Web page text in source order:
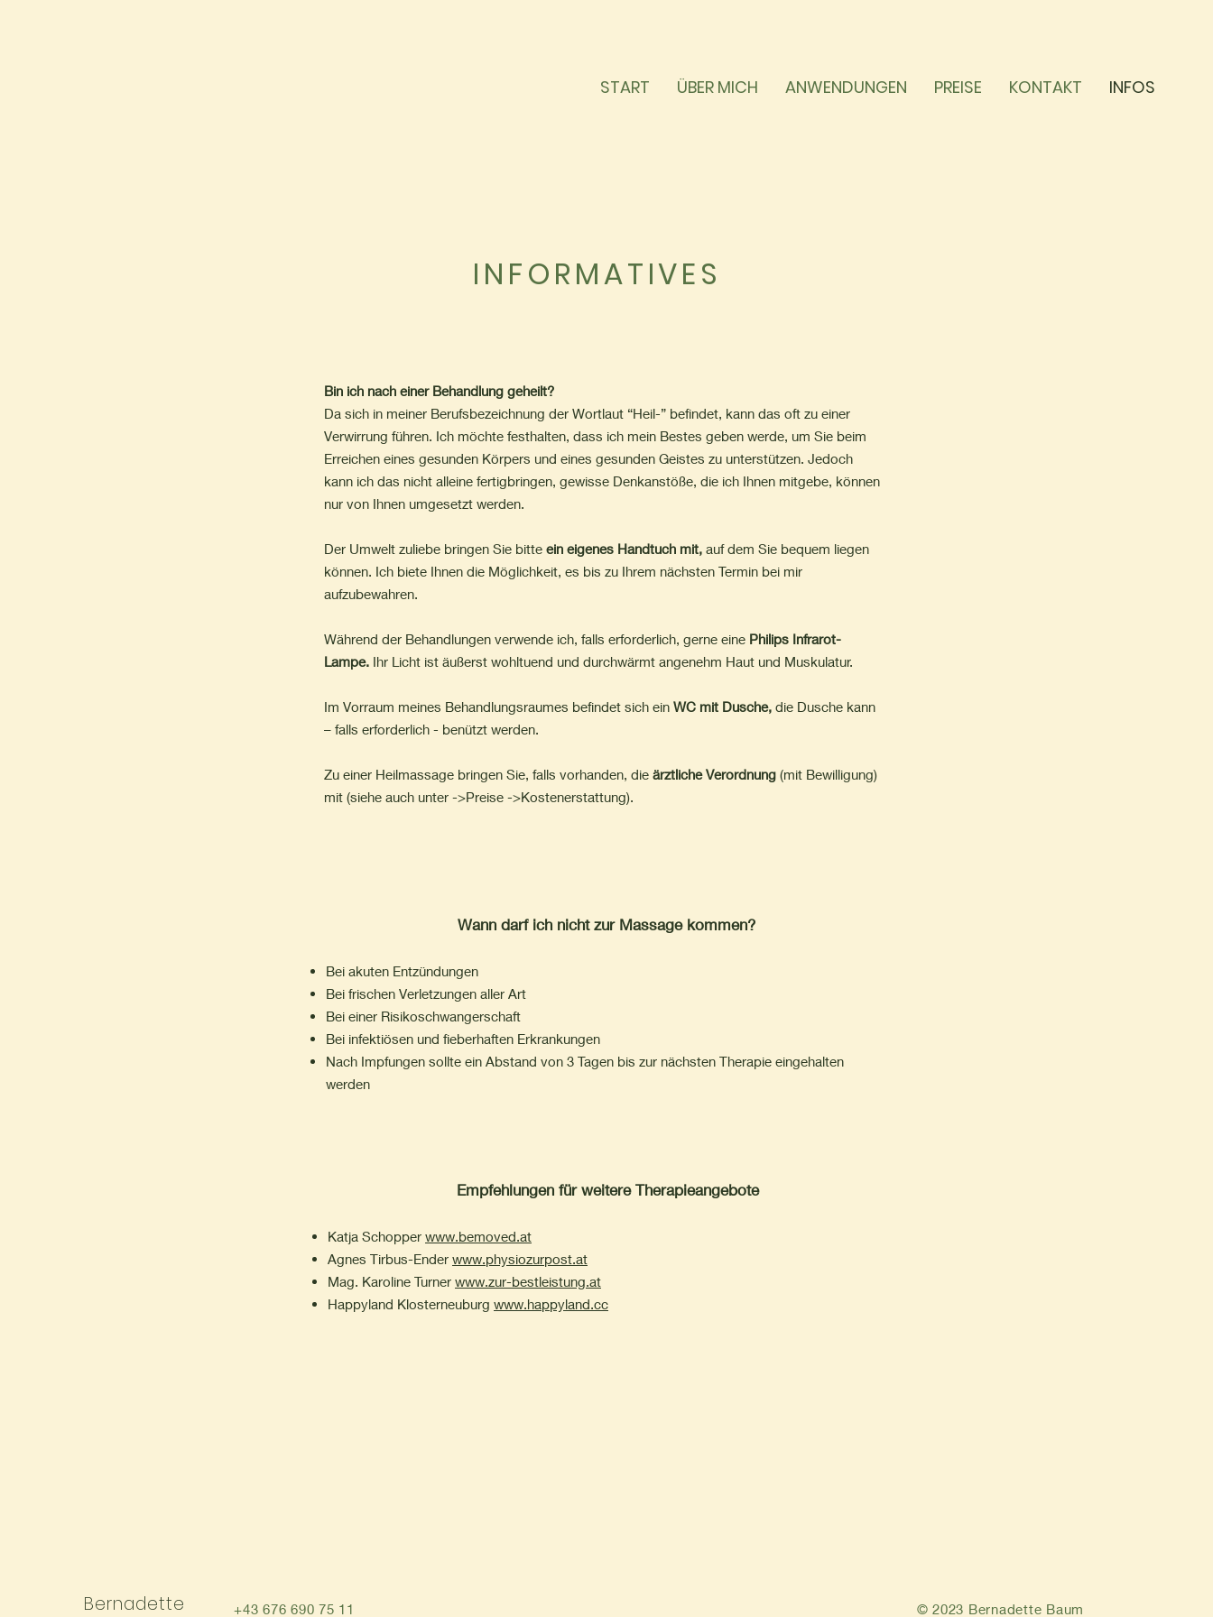
START ÜBER MICH ANWENDUNGEN PREISE KONTAKT INFOS
INFORMATIVES
Bin ich nach einer Behandlung geheilt?
Da sich in meiner Berufsbezeichnung der Wortlaut “Heil-” befindet, kann das oft zu einer
Verwirrung führen. Ich möchte festhalten, dass ich mein Bestes geben werde, um Sie beim
Erreichen eines gesunden Körpers und eines gesunden Geistes zu unterstützen. Jedoch
kann ich das nicht alleine fertigbringen, gewisse Denkanstöße, die ich Ihnen mitgebe, können
nur von Ihnen umgesetzt werden.
Der Umwelt zuliebe bringen Sie bitte ein eigenes Handtuch mit, auf dem Sie bequem liegen
können. Ich biete Ihnen die Möglichkeit, es bis zu Ihrem nächsten Termin bei mir
aufzubewahren.
Während der Behandlungen verwende ich, falls erforderlich, gerne eine Philips Infrarot-
Lampe. Ihr Licht ist äußerst wohltuend und durchwärmt angenehm Haut und Muskulatur.
Im Vorraum meines Behandlungsraumes befindet sich ein WC mit Dusche, die Dusche kann
– falls erforderlich - benützt werden.
Zu einer Heilmassage bringen Sie, falls vorhanden, die ärztliche Verordnung (mit Bewilligung)
mit (siehe auch unter ->Preise ->Kostenerstattung).
Wann darf ich nicht zur Massage kommen?
Bei akuten Entzündungen
Bei frischen Verletzungen aller Art
Bei einer Risikoschwangerschaft
Bei infektiösen und fieberhaften Erkrankungen
Nach Impfungen sollte ein Abstand von 3 Tagen bis zur nächsten Therapie eingehalten
werden
Empfehlungen für weitere Therapieangebote
Katja Schopper www.bemoved.at
Agnes Tirbus-Ender www.physiozurpost.at
Mag. Karoline Turner www.zur-bestleistung.at
Happyland Klosterneuburg www.happyland.cc
Bernadette +43 676 690 75 11 © 2023 Bernadette Baum